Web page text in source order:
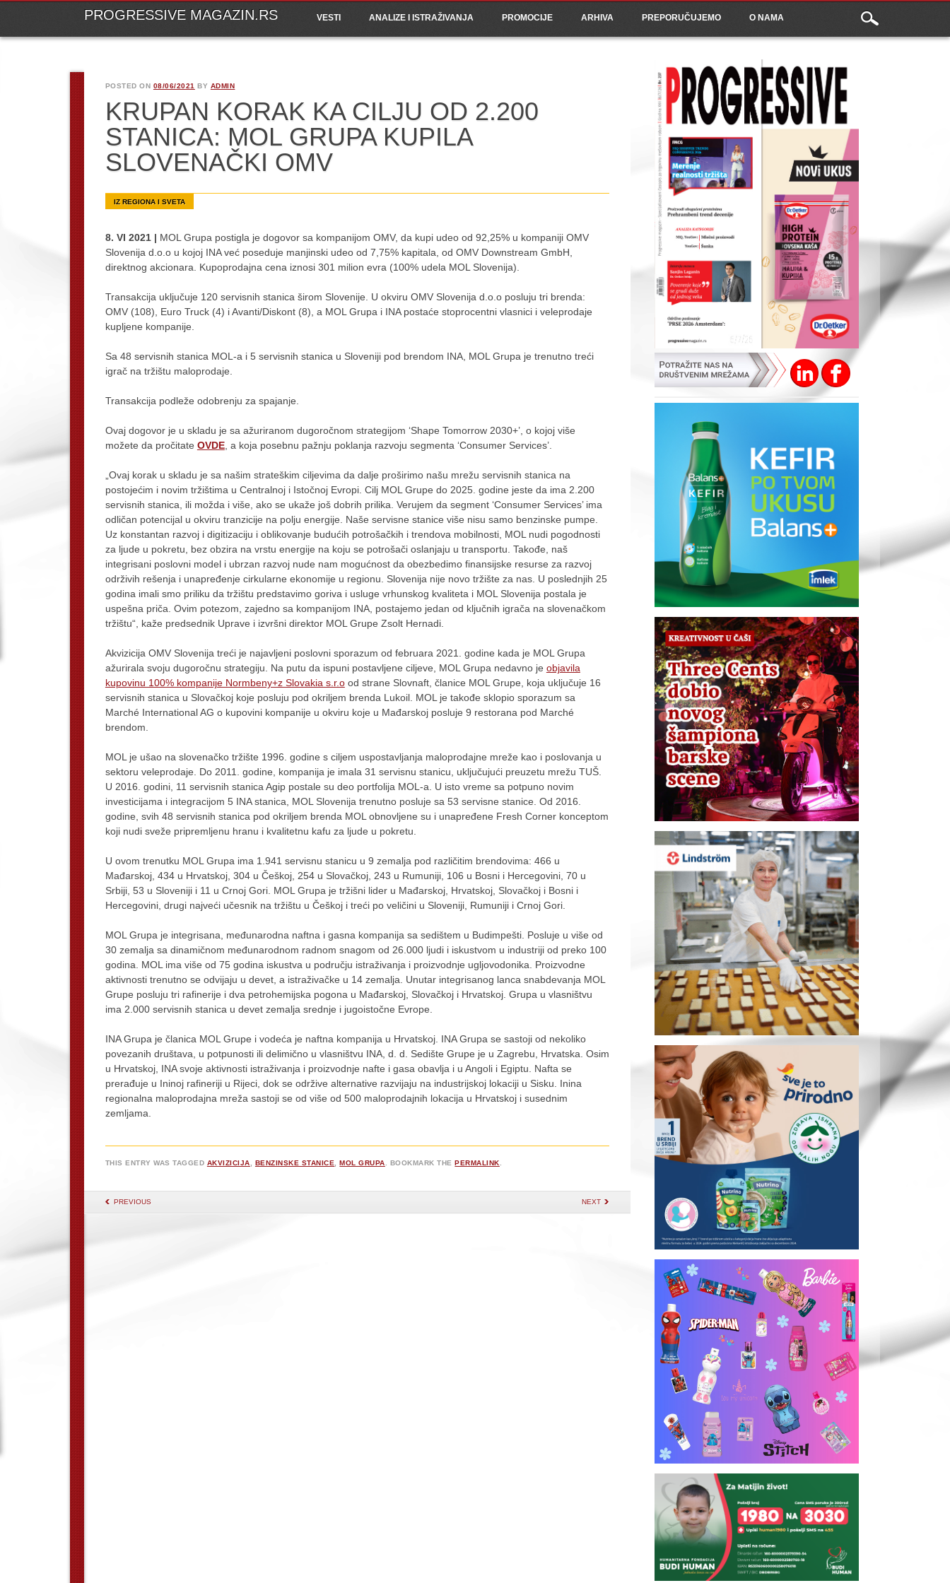
PROGRESSIVE MAGAZIN.RS Main menu
content
VESTI ANALIZE I ISTRAŽIVANJA PROMOCIJE ARHIVA PREPORUČUJEMO O NAMA
POSTED ON 08/06/2021 BY ADMIN
KRUPAN KORAK KA CILJU OD 2.200
STANICA: MOL GRUPA KUPILA
SLOVENAČKI OMV
IZ REGIONA I SVETA
8. VI 2021 | MOL Grupa postigla je dogovor sa kompanijom OMV, da kupi udeo od 92,25% u kompaniji OMV
Slovenija d.o.o u kojoj INA već poseduje manjinski udeo od 7,75% kapitala, od OMV Downstream GmbH,
direktnog akcionara. Kupoprodajna cena iznosi 301 milion evra (100% udela MOL Slovenija).
Transakcija uključuje 120 servisnih stanica širom Slovenije. U okviru OMV Slovenija d.o.o posluju tri brenda:
OMV (108), Euro Truck (4) i Avanti/Diskont (8), a MOL Grupa i INA postaće stoprocentni vlasnici i veleprodaje
kupljene kompanije.
Sa 48 servisnih stanica MOL-a i 5 servisnih stanica u Sloveniji pod brendom INA, MOL Grupa je trenutno treći
igrač na tržištu maloprodaje.
Transakcija podleže odobrenju za spajanje.
Ovaj dogovor je u skladu je sa ažuriranom dugoročnom strategijom ‘Shape Tomorrow 2030+’, o kojoj više
možete da pročitate OVDE, a koja posebnu pažnju poklanja razvoju segmenta ‘Consumer Services’.
„Ovaj korak u skladu je sa našim strateškim ciljevima da dalje proširimo našu mrežu servisnih stanica na
postojećim i novim tržištima u Centralnoj i Istočnoj Evropi. Cilj MOL Grupe do 2025. godine jeste da ima 2.200
servisnih stanica, ili možda i više, ako se ukaže još dobrih prilika. Verujem da segment ‘Consumer Services’ ima
odličan potencijal u okviru tranzicije na polju energije. Naše servisne stanice više nisu samo benzinske pumpe.
Uz konstantan razvoj i digitizaciju i oblikovanje budućih potrošačkih i trendova mobilnosti, MOL nudi pogodnosti
za ljude u pokretu, bez obzira na vrstu energije na koju se potrošači oslanjaju u transportu. Takođe, naš
integrisani poslovni model i ubrzan razvoj nude nam mogućnost da obezbedimo finansijske resurse za razvoj
održivih rešenja i unapređenje cirkularne ekonomije u regionu. Slovenija nije novo tržište za nas. U poslednjih 25
godina imali smo priliku da tržištu predstavimo goriva i usluge vrhunskog kvaliteta i MOL Slovenija postala je
uspešna priča. Ovim potezom, zajedno sa kompanijom INA, postajemo jedan od ključnih igrača na slovenačkom
tržištu“, kaže predsednik Uprave i izvršni direktor MOL Grupe Zsolt Hernadi.
Akvizicija OMV Slovenija treći je najavljeni poslovni sporazum od februara 2021. godine kada je MOL Grupa
ažurirala svoju dugoročnu strategiju. Na putu da ispuni postavljene ciljeve, MOL Grupa nedavno je objavila
kupovinu 100% kompanije Normbeny+z Slovakia s.r.ood strane Slovnaft, članice MOL Grupe, koja uključuje 16
servisnih stanica u Slovačkoj koje posluju pod okriljem brenda Lukoil. MOL je takođe sklopio sporazum sa
Marché International AG o kupovini kompanije u okviru koje u Mađarskoj posluje 9 restorana pod Marché
brendom.
MOL je ušao na slovenačko tržište 1996. godine s ciljem uspostavljanja maloprodajne mreže kao i poslovanja u
sektoru veleprodaje. Do 2011. godine, kompanija je imala 31 servisnu stanicu, uključujući preuzetu mrežu TUŠ.
U 2016. godini, 11 servisnih stanica Agip postale su deo portfolija MOL-a. U isto vreme sa potpuno novim
investicijama i integracijom 5 INA stanica, MOL Slovenija trenutno posluje sa 53 servisne stanice. Od 2016.
godine, svih 48 servisnih stanica pod okriljem brenda MOL obnovljene su i unapređene Fresh Corner konceptom
koji nudi sveže pripremljenu hranu i kvalitetnu kafu za ljude u pokretu.
U ovom trenutku MOL Grupa ima 1.941 servisnu stanicu u 9 zemalja pod različitim brendovima: 466 u
Mađarskoj, 434 u Hrvatskoj, 304 u Češkoj, 254 u Slovačkoj, 243 u Rumuniji, 106 u Bosni i Hercegovini, 70 u
Srbiji, 53 u Sloveniji i 11 u Crnoj Gori. MOL Grupa je tržišni lider u Mađarskoj, Hrvatskoj, Slovačkoj i Bosni i
Hercegovini, drugi najveći učesnik na tržištu u Češkoj i treći po veličini u Sloveniji, Rumuniji i Crnoj Gori.
MOL Grupa je integrisana, međunarodna naftna i gasna kompanija sa sedištem u Budimpešti. Posluje u više od
30 zemalja sa dinamičnom međunarodnom radnom snagom od 26.000 ljudi i iskustvom u industriji od preko 100
godina. MOL ima više od 75 godina iskustva u području istraživanja i proizvodnje ugljovodonika. Proizvodne
aktivnosti trenutno se odvijaju u devet, a istraživačke u 14 zemalja. Unutar integrisanog lanca snabdevanja MOL
Grupe posluju tri rafinerije i dva petrohemijska pogona u Mađarskoj, Slovačkoj i Hrvatskoj. Grupa u vlasništvu
ima 2.000 servisnih stanica u devet zemalja srednje i jugoistočne Evrope.
INA Grupa je članica MOL Grupe i vodeća je naftna kompanija u Hrvatskoj. INA Grupa se sastoji od nekoliko
povezanih društava, u potpunosti ili delimično u vlasništvu INA, d. d. Sedište Grupe je u Zagrebu, Hrvatska. Osim
u Hrvatskoj, INA svoje aktivnosti istraživanja i proizvodnje nafte i gasa obavlja i u Angoli i Egiptu. Nafta se
prerađuje u Ininoj rafineriji u Rijeci, dok se održive alternative razvijaju na industrijskoj lokaciji u Sisku. Inina
regionalna maloprodajna mreža sastoji se od više od 500 maloprodajnih lokacija u Hrvatskoj i susednim
zemljama.
THIS ENTRY WAS TAGGED AKVIZICIJA BENZINSKE STANICE ,MOL GRUPA . BOOKMARK THEPERMALINK
POST NAVIGATION
PREVIOUS NEXT